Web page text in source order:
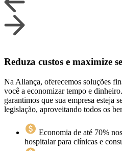
Reduza custos e maximize
Na Aliança, oferecemos soluções
você a economizar tempo e
garantimos que sua empresa esteja
legislação, aproveitando todos os
Economia de até 70%
hospitalar para clínicas e